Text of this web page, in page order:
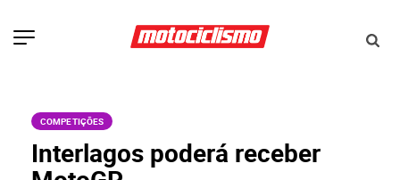
COMPETIÇÕES
Interlagos poderá receber